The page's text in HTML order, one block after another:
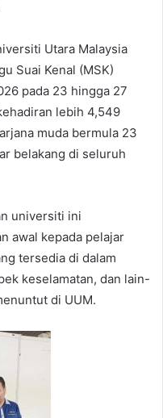
Utara Malaysia
Suai Kenal (MSK)
pada 23 hingga 27
lebih 4,549
muda bermula 23
belakang di seluruh
universiti ini
awal kepada pelajar
tersedia di dalam
keselamatan, dan lain-
di UUM.